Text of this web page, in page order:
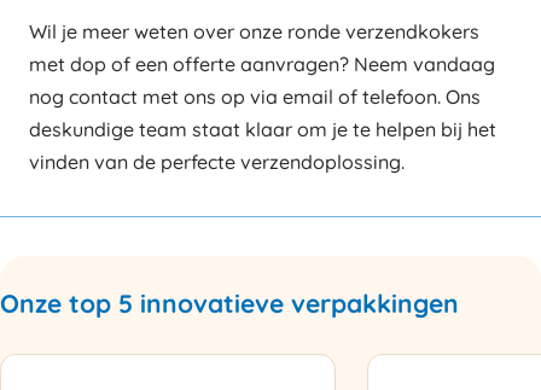
Wil je meer weten over onze ronde verzendkokers
met dop of een offerte aanvragen? Neem vandaag
nog contact met ons op via email of telefoon. Ons
deskundige team staat klaar om je te helpen bij het
vinden van de perfecte verzendoplossing.
Onze top 5 innovatieve verpakkingen